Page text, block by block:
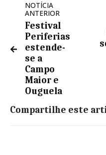
NOTÍCIA
ANTERIOR
Festival
Periferias
estende-
se a
Campo
Maior e
Ouguela
Compartilhe este